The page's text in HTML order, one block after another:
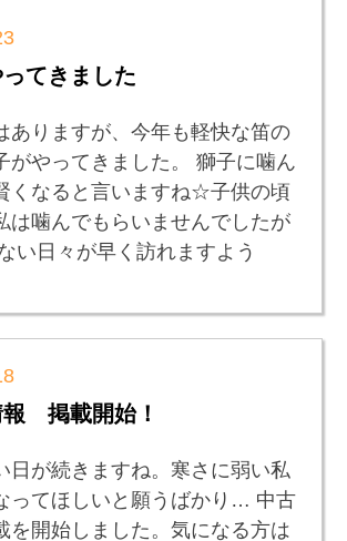
てきました
ありますが、今年も軽快な笛の
がやってきました。 獅子に噛ん
くなると言いますね☆子供の頃
は噛んでもらいませんでしたが
い日々が早く訪れますよう
報 掲載開始！
日が続きますね。寒さに弱い私
ってほしいと願うばかり… 中古
を開始しました。気になる方は